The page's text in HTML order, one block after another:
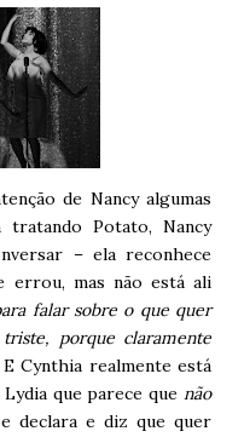
de Nancy algumas
tratando Potato, Nancy
– ela reconhece
errou, mas não está ali
falar sobre o que quer
porque claramente
E Cynthia realmente está
que parece que não
declara e diz que quer